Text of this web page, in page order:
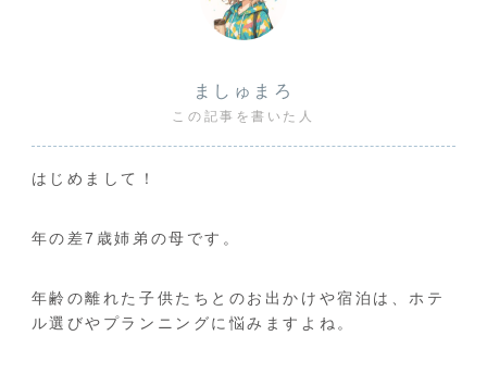
ましゅまろ
この記事を書いた人
はじめまして！
年の差7歳姉弟の母です。
年齢の離れた子供たちとのお出かけや宿泊は、ホテ
ル選びやプランニングに悩みますよね。